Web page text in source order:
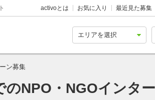
activoとは お気に入り 最近見た募集
ン募集
のNPO・NGOインタ